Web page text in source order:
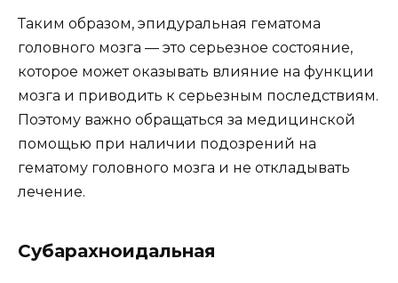
Таким образом, эпидуральная гематома
головного мозга — это серьезное состояние,
которое может оказывать влияние на функции
мозга и приводить к серьезным последствиям.
Поэтому важно обращаться за медицинской
помощью при наличии подозрений на
гематому головного мозга и не откладывать
лечение.
Субарахноидальная